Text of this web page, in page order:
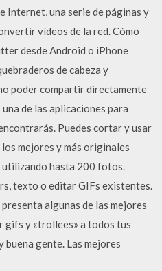
Internet, una serie de páginas y
vídeos de la red. Cómo
desde Android o iPhone
de cabeza y
poder compartir directamente
de las aplicaciones para
Puedes cortar y usar
mejores y más originales
utilizando hasta 200 fotos.
texto o editar GIFs existentes.
algunas de las mejores
gifs y «trollees» a todos tus
buena gente. Las mejores